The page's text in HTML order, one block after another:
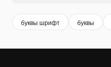
буквы шрифт буквы